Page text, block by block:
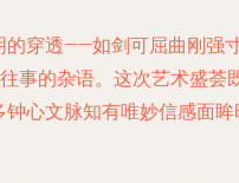
穿透——如剑可屈曲刚强
事的杂语。这次艺术盛荟
心文脉知有唯妙信感面